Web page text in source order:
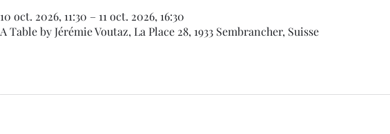
10 oct. 2026, 11:30 – 11 oct. 2026, 16:30
A Table by Jérémie Voutaz, La Place 28, 1933 Sembrancher, Suisse